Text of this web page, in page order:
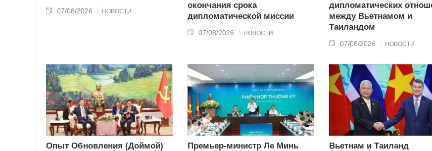
07/08/2026 НОВОСТИ
окончания срока
дипломатической миссии
07/08/2026 НОВОСТИ
дипломатических
между Вьетнамом и
Таиландом
07/08/2026 НОВОСТИ
Опыт Обновления (Доймой)
Премьер-министр Ле Минь
Вьетнам и Таиланд